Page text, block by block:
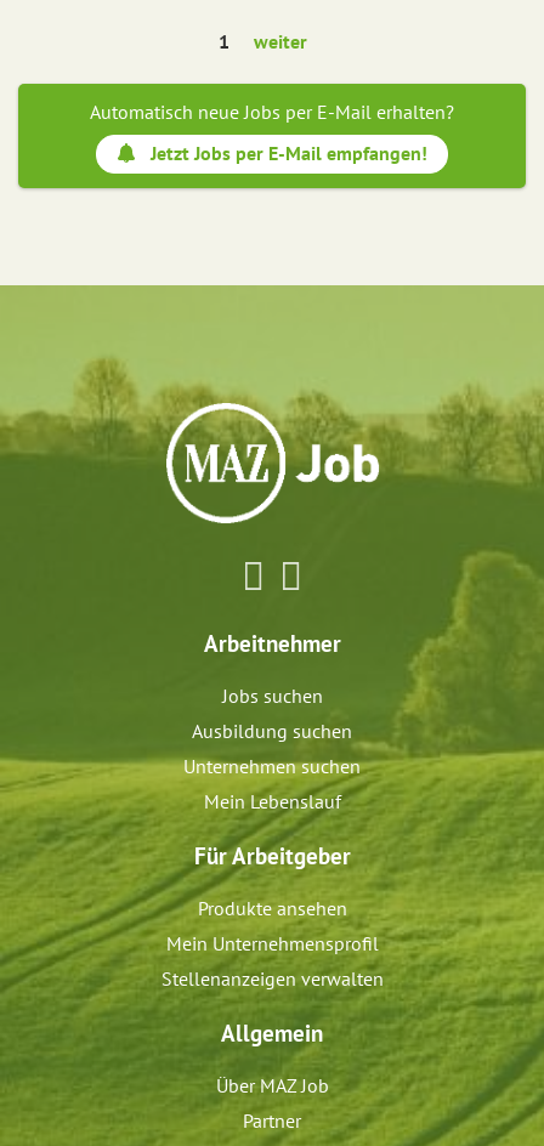
1 weiter
Automatisch neue Jobs per E-Mail erhalten?
Jetzt Jobs per E-Mail empfangen!
Arbeitnehmer
Jobs suchen
Ausbildung suchen
Unternehmen suchen
Mein Lebenslauf
Für Arbeitgeber
Produkte ansehen
Mein Unternehmensprofil
Stellenanzeigen verwalten
Allgemein
Über MAZ Job
Partner